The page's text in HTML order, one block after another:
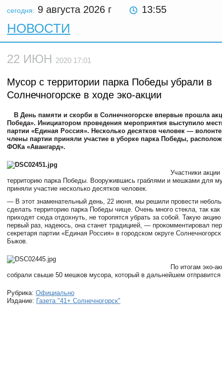
сегодня: 9 августа 2026 г 13:55
НОВОСТИ
22 ИЮН 2020 17:01
Мусор с территории парка Победы убрали в
Солнечногорске в ходе эко-акции
В День памяти и скорби в Солнечногорске впервые прошла
Победа». Инициатором проведения мероприятия выступило
партии «Единая Россия». Несколько десятков человек —
члены партии приняли участие в уборке парка Победы,
ФОКа «Авангард».
Участники
территорию парка Победы. Вооружившись граблями и мешками для
приняли участие несколько десятков человек.
— В этот знаменательный день, 22 июня, мы решили провести
сделать территорию парка Победы чище. Очень много стекла, так
приходят сюда отдохнуть, не торопятся убрать за собой. Такую
первый раз, надеюсь, она станет традицией, — прокомментировал
секретаря партии «Единая Россия» в городском округе
Быков.
По итогам эко-
собрали свыше 50 мешков мусора, который в дальнейшем отправится
Рубрика: Официально
Издание: Газета "41+ Солнечногорск"